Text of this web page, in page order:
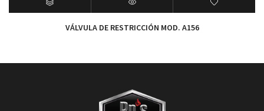
VÁLVULA DE RESTRICCIÓN MOD. A156